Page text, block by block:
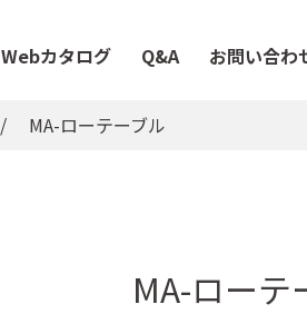
Webカタログ Q&A お問い合わ
MA-ローテーブル
MA-ローテ